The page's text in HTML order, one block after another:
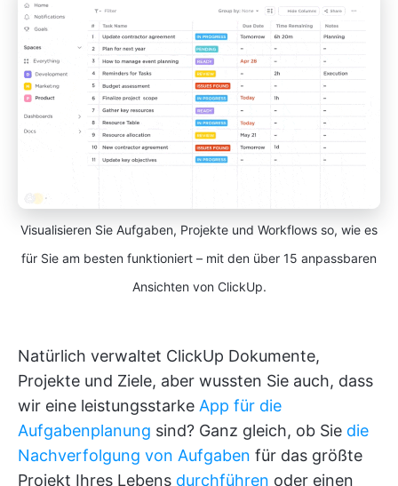
Visualisieren Sie Aufgaben, Projekte und Workflows so, wie es
für Sie am besten funktioniert – mit den über 15 anpassbaren
Ansichten von ClickUp.
Natürlich verwaltet ClickUp Dokumente,
Projekte und Ziele, aber wussten Sie auch, dass
wir eine leistungsstarke App für die
Aufgabenplanung sind? Ganz gleich, ob Sie die
Nachverfolgung von Aufgaben für das größte
Projekt Ihres Lebens durchführen oder einen